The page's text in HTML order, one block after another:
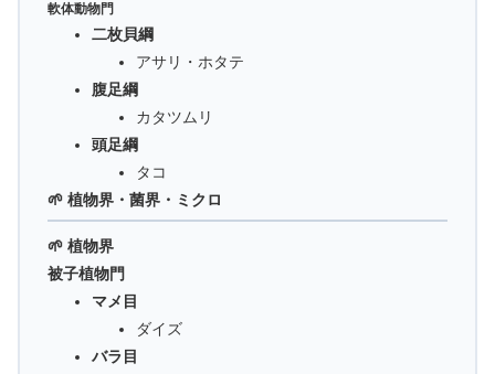
軟体動物門
二枚貝綱
アサリ・ホタテ
腹足綱
カタツムリ
頭足綱
タコ
🌱 植物界・菌界・ミクロ
🌱 植物界
被子植物門
マメ目
ダイズ
バラ目